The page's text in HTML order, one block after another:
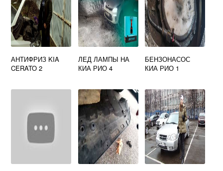
АНТИФРИЗ KIA
CERATO 2
ЛЕД ЛАМПЫ НА
КИА РИО 4
БЕНЗОНАСОС
КИА РИО 1